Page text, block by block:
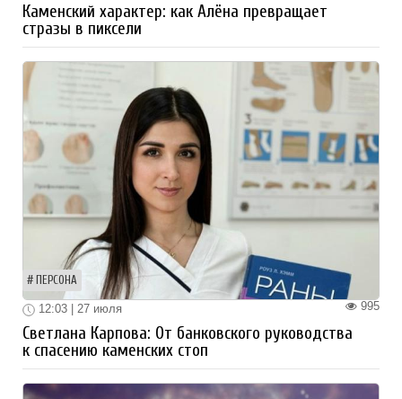
Каменский характер: как Алёна превращает
стразы в пиксели
ПЕРСОНА
995
12:03 | 27 июля
Светлана Карпова: От банковского руководства
к спасению каменских стоп